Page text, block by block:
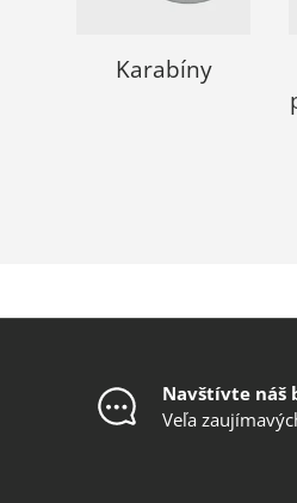
Karabíny
Navštívte náš
Veľa